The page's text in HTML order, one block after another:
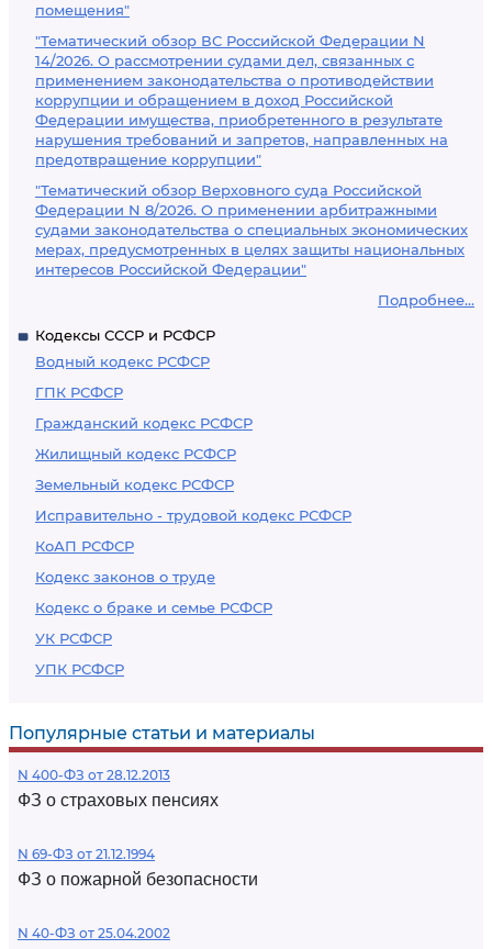
помещения"
"Тематический обзор ВС Российской Федерации N
14/2026. О рассмотрении судами дел, связанных с
применением законодательства о противодействии
коррупции и обращением в доход Российской
Федерации имущества, приобретенного в результате
нарушения требований и запретов, направленных на
предотвращение коррупции"
"Тематический обзор Верховного суда Российской
Федерации N 8/2026. О применении арбитражными
судами законодательства о специальных экономических
мерах, предусмотренных в целях защиты национальных
интересов Российской Федерации"
Подробнее...
Кодексы СССР и РСФСР
Водный кодекс РСФСР
ГПК РСФСР
Гражданский кодекс РСФСР
Жилищный кодекс РСФСР
Земельный кодекс РСФСР
Исправительно - трудовой кодекс РСФСР
КоАП РСФСР
Кодекс законов о труде
Кодекс о браке и семье РСФСР
УК РСФСР
УПК РСФСР
Популярные статьи и материалы
N 400-ФЗ от 28.12.2013
ФЗ о страховых пенсиях
N 69-ФЗ от 21.12.1994
ФЗ о пожарной безопасности
N 40-ФЗ от 25.04.2002